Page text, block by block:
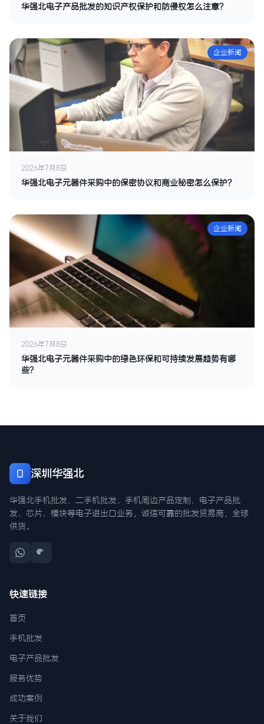
华强北电子产品批发的知识产权保护和防侵权怎么注意？
企业新闻
2026年7月8日
华强北电子元器件采购中的保密协议和商业秘密怎么保护？
企业新闻
2026年7月8日
华强北电子元器件采购中的绿色环保和可持续发展趋势有哪
些？
深圳华强北
华强北手机批发、二手机批发、手机周边产品定制、电子产品批
发、芯片、模块等电子进出口业务，诚信可靠的批发贸易商，全球
供货。
快速链接
首页
手机批发
电子产品批发
服务优势
成功案例
关于我们